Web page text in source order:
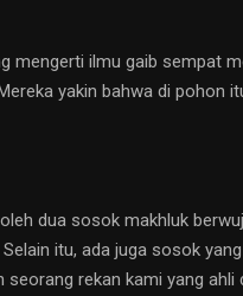
ilmu gaib sempat
yakin bahwa di pohon
dua sosok makhluk
itu, ada juga sosok
rekan kami yang